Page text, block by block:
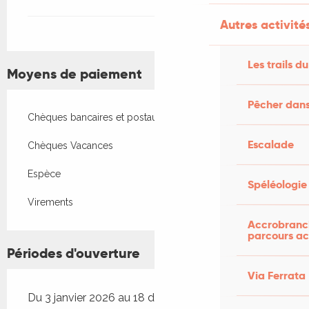
Autres
Les trails
Pêcher
Escalade
Spéléologie
parcours
Via Ferrata
Moyens de paiement
Chèques bancaires et postaux
Chèques Vacances
Espèce
Virements
Périodes d'ouverture
Du 3 janvier 2026 au 18 décembre 2026